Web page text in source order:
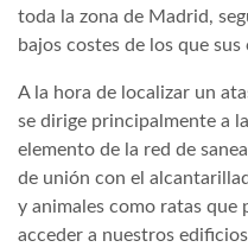
toda la zona de Madrid,
bajos costes de los que
A la hora de localizar un
se dirige principalmente a
elemento de la red de
de unión con el
y animales como ratas que
acceder a nuestros